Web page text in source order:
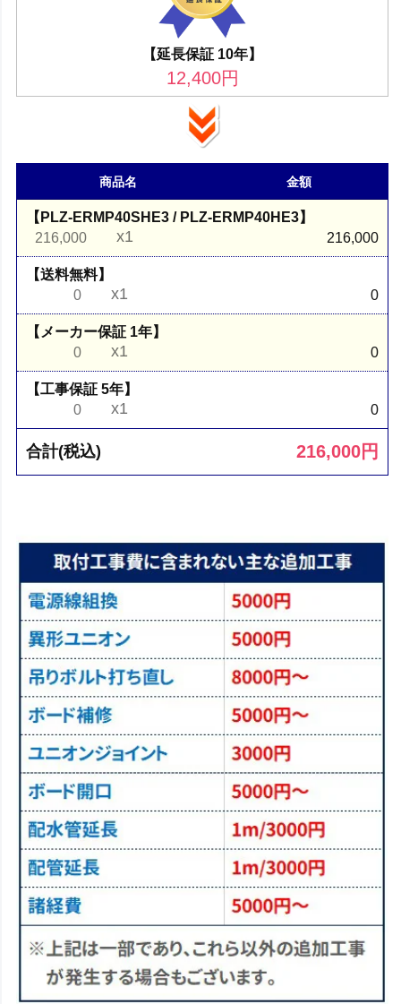
【延長保証 10年】
12,400円
商品名 金額
【PLZ-ERMP40SHE3 / PLZ-ERMP40HE3】
216,000
x1 216,000
【送料無料】
0
x1 0
【メーカー保証 1年】
0
x1 0
【工事保証 5年】
0
x1 0
合計(税込) 216,000円